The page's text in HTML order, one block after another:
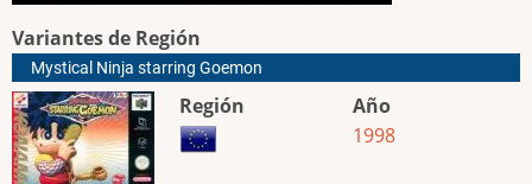
Variantes de Región
Mystical Ninja starring Goemon
Región
Año
1998